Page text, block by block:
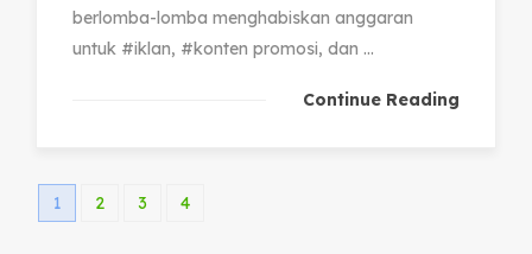
berlomba-lomba menghabiskan anggaran
untuk #iklan, #konten promosi, dan ...
Continue Reading
1 2 3 4